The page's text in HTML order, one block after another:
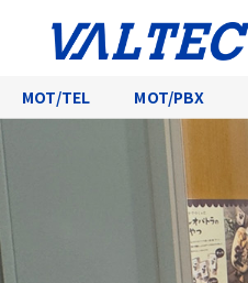
MOT/TEL MOT/PBX